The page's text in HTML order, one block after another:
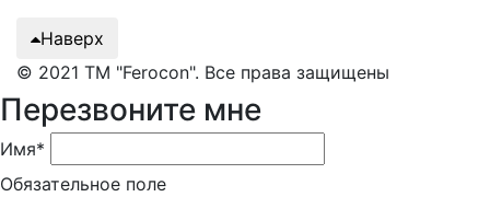
Наверх
© 2021 ТМ "Ferocon". Все права защищены
Перезвоните мне
Имя*
Обязательное поле